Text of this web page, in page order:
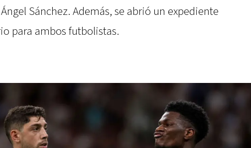
Sánchez. Además, se abrió un expediente
para ambos futbolistas.